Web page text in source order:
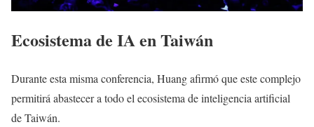
Ecosistema de IA en Taiwán
Durante esta misma conferencia, Huang afirmó que este complejo
permitirá abastecer a todo el ecosistema de inteligencia artificial
de Taiwán.